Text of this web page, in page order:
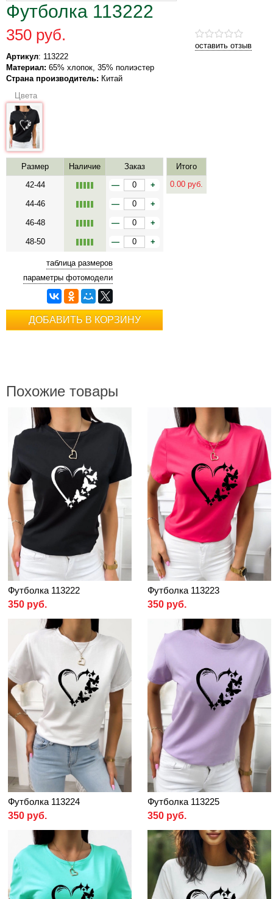
Футболка 113222
оставить отзыв
350 руб.
Артикул: 113222
Материал: 65% хлопок, 35% полиэстер
Страна производитель: Китай
Цвета
Размер Наличие
Заказ
42-44
— +
44-46 — +
46-48 — +
48-50 — +
Итого
0.00 руб.
таблица размеров
параметры фотомодели
ДОБАВИТЬ В КОРЗИНУ
Похожие товары
Футболка 113222
350 руб.
Футболка 113223
350 руб.
Футболка 113224
350 руб.
Футболка 113225
350 руб.